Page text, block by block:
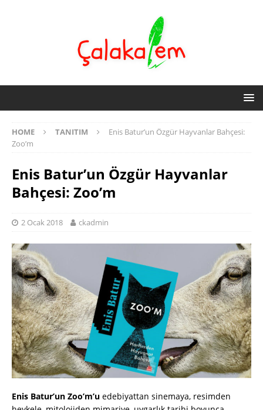
HOME TANITIM
Enis Batur’un Özgür Hayvanlar Bahçesi:
Zoo’m
Enis Batur’un Özgür Hayvanlar
Bahçesi: Zoo’m
2 Ocak 2018 ckadmin
Enis Batur’un Zoo’m’u edebiyattan sinemaya, resimden